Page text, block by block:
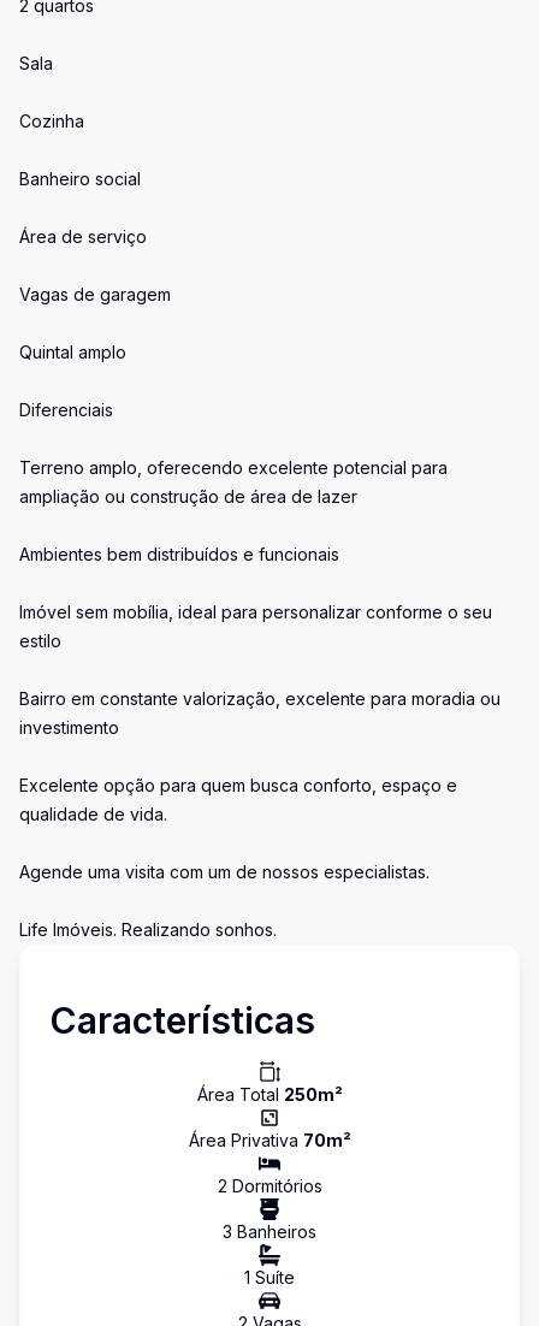
2 quartos
Sala
Cozinha
Banheiro social
Área de serviço
Vagas de garagem
Quintal amplo
Diferenciais
Terreno amplo, oferecendo excelente potencial para
ampliação ou construção de área de lazer
Ambientes bem distribuídos e funcionais
Imóvel sem mobília, ideal para personalizar conforme o seu
estilo
Bairro em constante valorização, excelente para moradia ou
investimento
Excelente opção para quem busca conforto, espaço e
qualidade de vida.
Agende uma visita com um de nossos especialistas.
Life Imóveis. Realizando sonhos.
Características
Área Total 250m²
Área Privativa 70m²
2 Dormitórios
3 Banheiros
1 Suíte